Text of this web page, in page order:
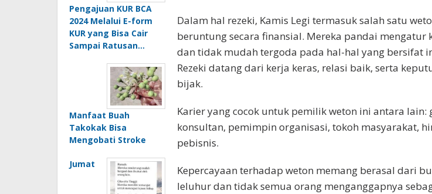
Pengajuan KUR BCA
2024 Melalui E-form
KUR yang Bisa Cair
Sampai Ratusan…
Manfaat Buah
Takokak Bisa
Mengobati Stroke
Jumat
Dalam hal rezeki, Kamis Legi termasuk salah satu
beruntung secara finansial. Mereka pandai mengatur
dan tidak mudah tergoda pada hal-hal yang bersifat
Rezeki datang dari kerja keras, relasi baik, serta
bijak.
Karier yang cocok untuk pemilik weton ini antara lain:
konsultan, pemimpin organisasi, tokoh masyarakat,
pebisnis.
Kepercayaan terhadap weton memang berasal dari
leluhur dan tidak semua orang menganggapnya